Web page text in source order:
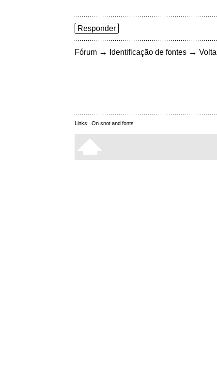
Responder
Fórum → Identificação de fontes →
Links: On snot and fonts